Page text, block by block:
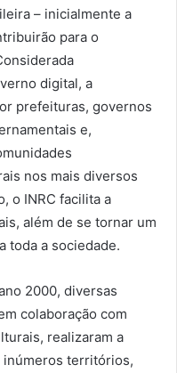
– inicialmente a
para o
digital, a
prefeituras, governos
e,
nos mais diversos
o INRC facilita a
além de se tornar um
toda a sociedade.
2000, diversas
colaboração com
realizaram a
inúmeros territórios,